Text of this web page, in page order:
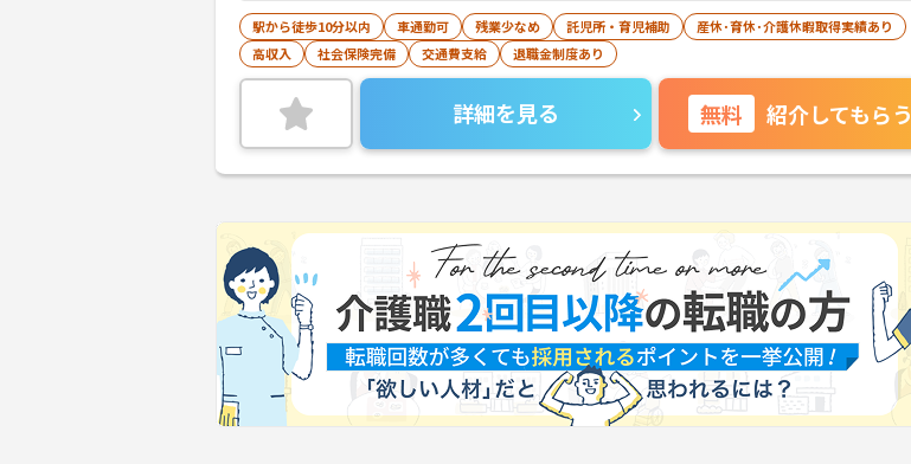
駅から徒歩10分以内 車通勤可 残業少なめ 託児所・育児補助
産休･育休･介護休暇取得実績あり
高収入
社会保険完備 交通費支給 退職金制度あり
詳細を見る 無料 紹介してもらう